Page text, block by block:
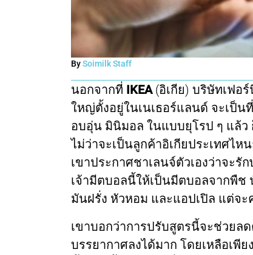
BySoimilk Staff
นอกจากที่ IKEA(อิเกีย) บริษัทเฟอ
ใหญ่ตั้งอยู่ในเนเธอร์แลนด์ จะเป็
อบอุ่น มินิมอล ในแบบยุโรป ๆ แล้ว
ไม่ว่าจะเป็นลูกค้าอิเกียประเทศไ
เขาประกาศชาเลนจ์ตัวเองว่าจะ
เจ้ามีตบอลนี้ให้เป็นมีตบอลจากพื
มันฝรั่ง หัวหอม และแอปเปิล แต่จ
เขาบอกว่าการปรับสูตรนี้จะช่วย
บรรยากาศลงได้มาก โดยเหลือเพี